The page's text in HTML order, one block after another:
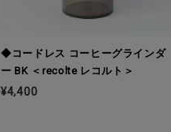
◆コードレス コーヒーグラインダ
ー BK ＜recolte レコルト＞
¥4,400